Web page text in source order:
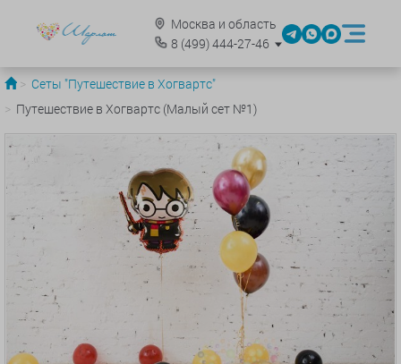
Москва и область
8 (499)444-27-46
Сеты "Путешествие в Хогвартс"
Путешествие в Хогвартс (Малый сет №1)